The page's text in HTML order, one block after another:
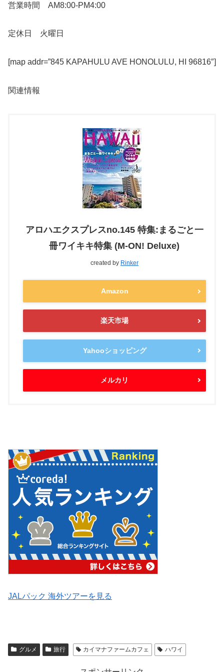
営業時間 AM8:00-PM4:00
定休日 火曜日
[map addr=”845 KAPAHULU AVE HONOLULU, HI 96816″]
関連情報
アロハエクスプレスno.145 特集:まるごと一
冊ワイキキ特集 (M-ON! Deluxe)
created by Rinker
Amazon
楽天市場
Yahooショッピング
メルカリ
JALパック 海外ツアーを見る
グルメ 旅行 カイマナファームカフェ ハワイ